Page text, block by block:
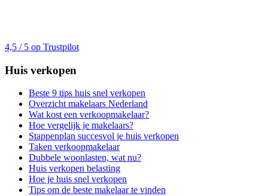
4,5 / 5 op Trustpilot
Huis verkopen
Beste 9 tips huis snel verkopen
Overzicht makelaars Nederland
Wat kost een verkoopmakelaar?
Hoe vergelijk je makelaars?
Stappenplan succesvol je huis verkopen
Taken verkoopmakelaar
Dubbele woonlasten, wat nu?
Huis verkopen belasting
Hoe je huis snel verkopen
Tips om de beste makelaar te vinden